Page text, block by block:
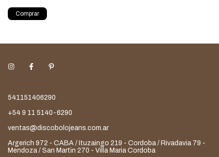
Comprar
541151406290
+54 9 11 5140-6290
ventas@discobolojeans.com.ar
Argerich 972 - CABA / Ituzaingo 219 - Cordoba / Rivadavia 79 -
Mendoza / San Martin 270 - Villa Maria Cordoba